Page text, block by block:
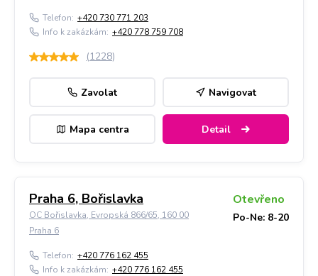
Telefon: +420 730 771 203
Info k zakázkám: +420 778 759 708
(1228)
Zavolat Navigovat
Mapa centra Detail
Praha 6, Bořislavka
OC Bořislavka, Evropská 866/65, 160 00
Praha 6
Otevřeno
Po-Ne: 8-20
Telefon: +420 776 162 455
Info k zakázkám: +420 776 162 455